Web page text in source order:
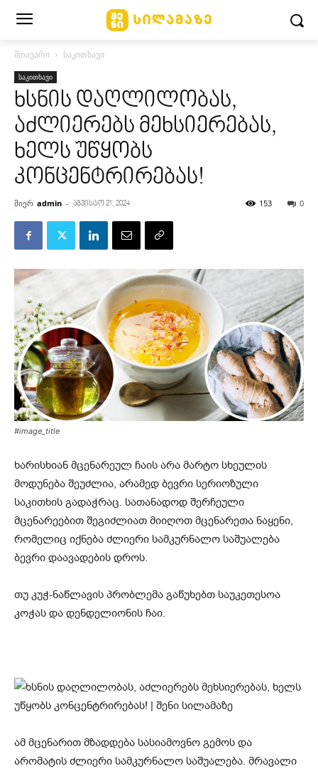
მთავარი საკითხავი
საკითხავი
ხსნის დაღლილობას,
აძლიერებს მეხსიერებას,
ხელს უწყობს
კონცენტრირებას!
მიერ admin - აგვისტო 21, 2024 0
153
#image_title
ხარისხიან მცენარეულ ჩაის არა მარტო სხეულის
მოდუნება შეუძლია, არამედ ბევრი სერიოზული
საკითხის გადაჭრაც. სათანადოდ შერჩეული
მცენარეებით შეგიძლიათ მიიღოთ მცენარეთა ნაყენი,
რომელიც იქნება ძლიერი სამკურნალო საშუალება
ბევრი დაავადების დროს.
თუ კუჭ-ნაწლავის პრობლემა გაწუხებთ საუკეთესოა
კოჭას და დენდელიონის ჩაი.
ამ მცენარით მზადდება სასიამოვნო გემოს და
არომატის ძლიერი სამკურნალო საშუალება. მრავალი